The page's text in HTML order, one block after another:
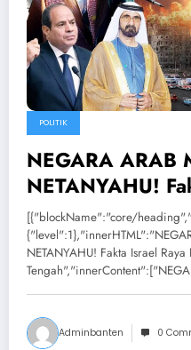
POLITIK
NEGARA ARAB
NETANYAHU!
Rencana
Tengah
[{"blockName":"core/
NETANYAHU! Fakta Israel
Adminbanten 0